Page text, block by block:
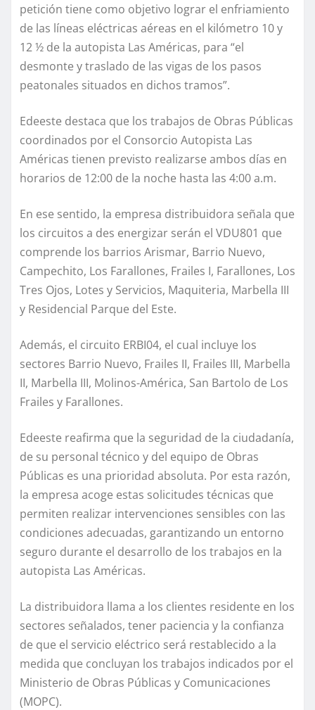
petición tiene como objetivo lograr el enfriamiento
de las líneas eléctricas aéreas en el kilómetro 10 y
12 ½ de la autopista Las Américas, para “el
desmonte y traslado de las vigas de los pasos
peatonales situados en dichos tramos”.
Edeeste destaca que los trabajos de Obras Públicas
coordinados por el Consorcio Autopista Las
Américas tienen previsto realizarse ambos días en
horarios de 12:00 de la noche hasta las 4:00 a.m.
En ese sentido, la empresa distribuidora señala que
los circuitos a des energizar serán el VDU801 que
comprende los barrios Arismar, Barrio Nuevo,
Campechito, Los Farallones, Frailes I, Farallones, Los
Tres Ojos, Lotes y Servicios, Maquiteria, Marbella III
y Residencial Parque del Este.
Además, el circuito ERBI04, el cual incluye los
sectores Barrio Nuevo, Frailes II, Frailes III, Marbella
II, Marbella III, Molinos-América, San Bartolo de Los
Frailes y Farallones.
Edeeste reafirma que la seguridad de la ciudadanía,
de su personal técnico y del equipo de Obras
Públicas es una prioridad absoluta. Por esta razón,
la empresa acoge estas solicitudes técnicas que
permiten realizar intervenciones sensibles con las
condiciones adecuadas, garantizando un entorno
seguro durante el desarrollo de los trabajos en la
autopista Las Américas.
La distribuidora llama a los clientes residente en los
sectores señalados, tener paciencia y la confianza
de que el servicio eléctrico será restablecido a la
medida que concluyan los trabajos indicados por el
Ministerio de Obras Públicas y Comunicaciones
(MOPC).